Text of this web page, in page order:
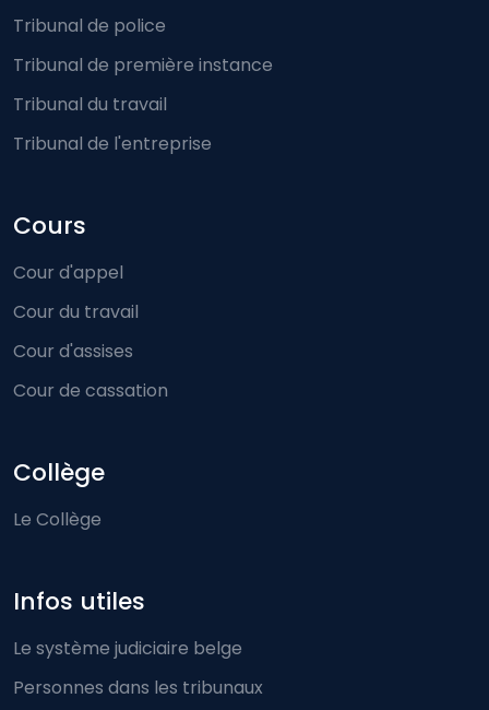
Tribunal de police
Tribunal de première instance
Tribunal du travail
Tribunal de l'entreprise
Cours
Cour d'appel
Cour du travail
Cour d'assises
Cour de cassation
Collège
Le Collège
Infos utiles
Le système judiciaire belge
Personnes dans les tribunaux